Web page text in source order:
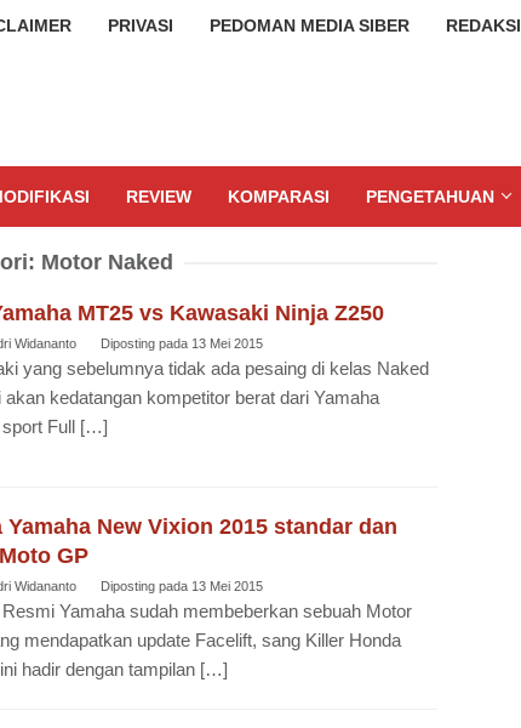
PRIVASI PEDOMAN MEDIA SIBER REDAKSI
REVIEW KOMPARASI PENGETAHUAN
Motor Naked
MT25 vs Kawasaki Ninja Z250
Widananto Diposting pada 13 Mei 2015
yang sebelumnya tidak ada pesaing di kelas Naked
akan kedatangan kompetitor berat dari Yamaha
sport Full […]
Yamaha New Vixion 2015 standar dan
GP
Widananto Diposting pada 13 Mei 2015
Yamaha sudah membeberkan sebuah Motor
mendapatkan update Facelift, sang Killer Honda
hadir dengan tampilan […]